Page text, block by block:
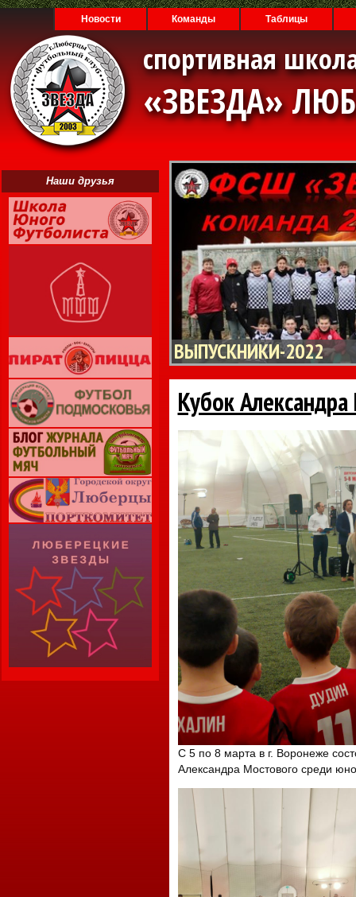
Новости Команды Таблицы
спортивная
«ЗВЕЗДА»
Наши друзья
ВЫПУСКНИКИ-2022
Кубок
С 5 по 8 марта в г. Воронеже
Александра Мостового среди